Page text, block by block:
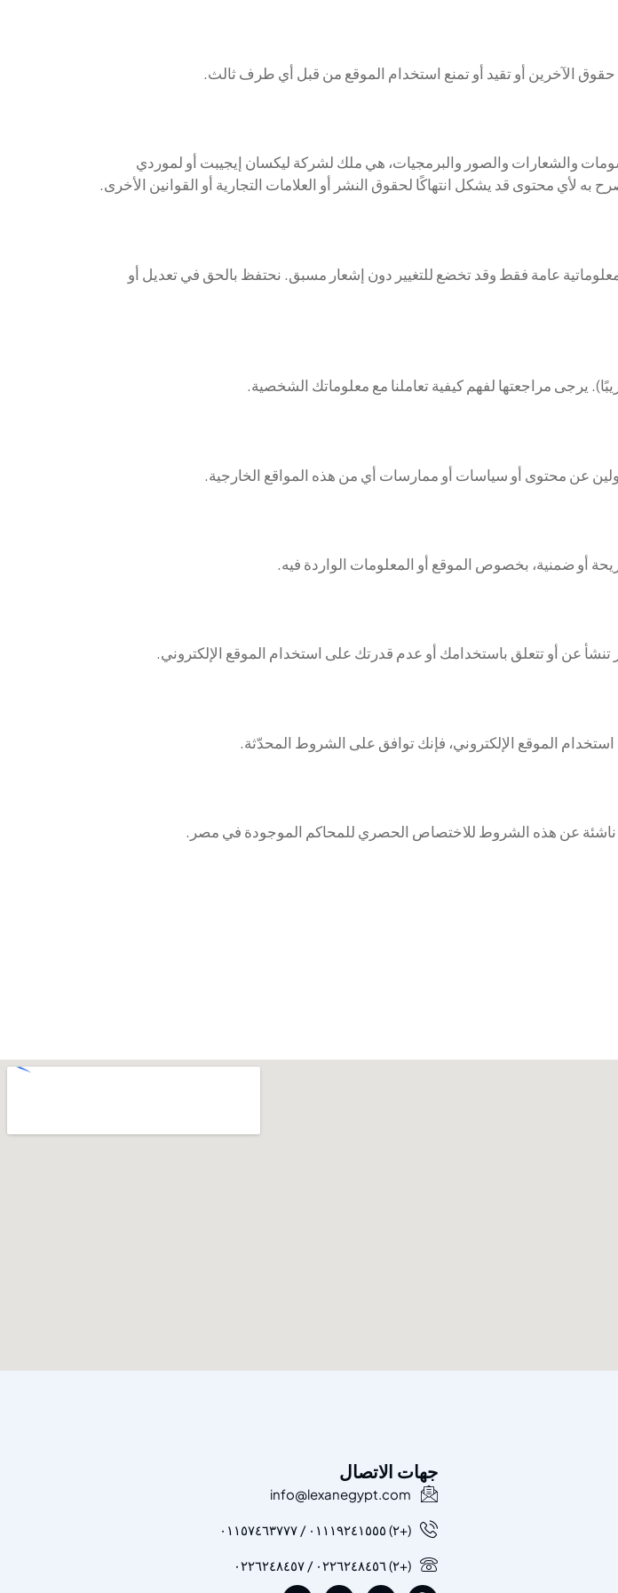
الآخرين أو تقيد أو تمنع استخدام الموقع من قبل أي طرف ثالث.
والشعارات والصور والبرمجيات، هي ملك لشركة ليكسان إيجيبت أو لموردي
لأي محتوى قد يشكل انتهاكًا لحقوق النشر أو العلامات التجارية أو القوانين الأخرى.
عامة فقط وقد تخضع للتغيير دون إشعار مسبق. نحتفظ بالحق في تعديل أو
يرجى مراجعتها لفهم كيفية تعاملنا مع معلوماتك الشخصية.
عن محتوى أو سياسات أو ممارسات أي من هذه المواقع الخارجية.
أو ضمنية، بخصوص الموقع أو المعلومات الواردة فيه.
عن أو تتعلق باستخدامك أو عدم قدرتك على استخدام الموقع الإلكتروني.
الموقع الإلكتروني، فإنك توافق على الشروط المحدّثة.
ناشئة عن هذه الشروط للاختصاص الحصري للمحاكم الموجودة في مصر.
جهات الاتصال
info@lexanegypt.com
(+٢) ٠١١١٩٢٤١٥٥٥ / ٠١١٥٧٤٦٣٧٧٧
(+٢) ٠٢٢٦٢٤٨٤٥٦ / ٠٢٢٦٢٤٨٤٥٧